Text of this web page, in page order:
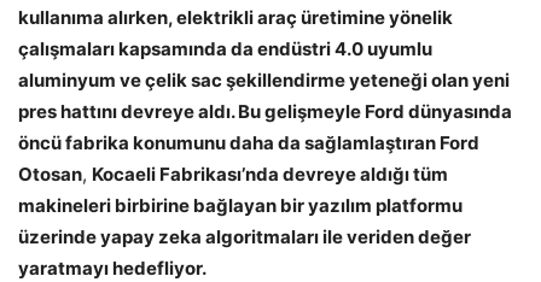
kullanıma alırken, elektrikli araç üretimine yönelik
çalışmaları kapsamında da endüstri 4.0 uyumlu
aluminyum ve çelik sac şekillendirme yeteneği olan yeni
pres hattını devreye aldı. Bu gelişmeyle Ford dünyasında
öncü fabrika konumunu daha da sağlamlaştıran Ford
Otosan, Kocaeli Fabrikası’nda devreye aldığı tüm
makineleri birbirine bağlayan bir yazılım platformu
üzerinde yapay zeka algoritmaları ile veriden değer
yaratmayı hedefliyor.